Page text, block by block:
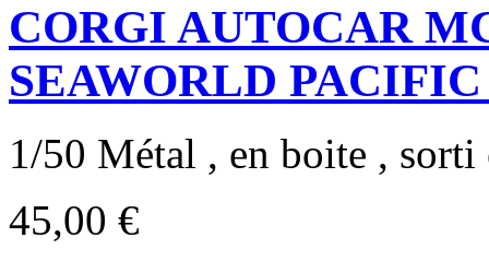
CORGI AUTOCAR
SEAWORLD
1/50 Métal , en boite , sorti
45,00 €